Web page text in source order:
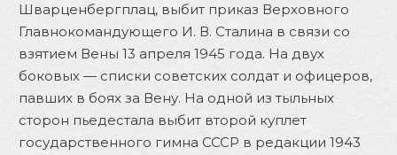
Шварценбергплац, выбит приказ Верховного
Главнокомандующего И. В. Сталина в связи со
взятием Вены 13 апреля 1945 года. На двух
боковых — списки советских солдат и офицеров,
павших в боях за Вену. На одной из тыльных
сторон пьедестала выбит второй куплет
государственного гимна СССР в редакции 1943